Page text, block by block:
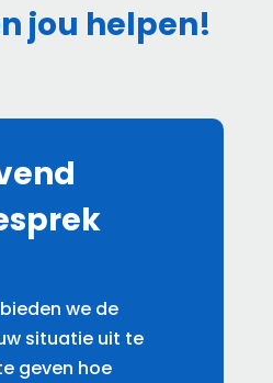
jou helpen!
we de
situatie uit te
geven hoe